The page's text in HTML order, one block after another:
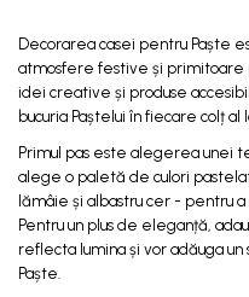
Decorarea casei pentru Paște
atmosfere festive și primitoare
idei creative și produse
bucuria Paștelui în fiecare colț al
Primul pas este alegerea unei
alege o paletă de culori
lămâie și albastru cer - pentru
Pentru un plus de eleganță,
reflecta lumina și vor adăuga
Paște.